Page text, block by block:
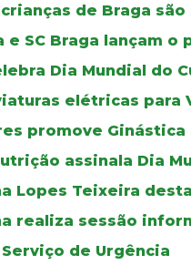
de Braga
e SC Braga lançam
Dia Mundial do
elétricas para
promove Ginástica
assinala Dia
Lopes Teixeira
realiza sessão
de Urgência